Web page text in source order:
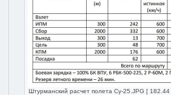
Штурманский расчет полета Су-25.JPG [